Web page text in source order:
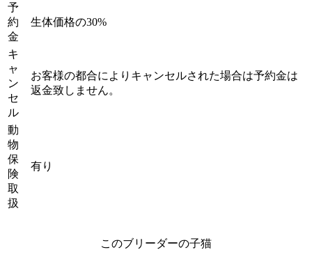
予
約
金
生体価格の30%
キ
ャ
ン
セ
ル
お客様の都合によりキャンセルされた場合は予約金は
返金致しません。
動
物
保
険
取
扱
有り
このブリーダーの子猫